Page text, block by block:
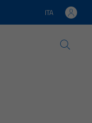
Lingua attiva:
ITA